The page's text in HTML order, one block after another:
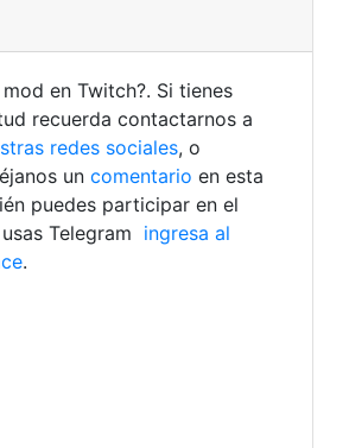
en Twitch?. Si tienes
recuerda contactarnos a
redes sociales, o
un comentario en esta
puedes participar en el
Telegram
ingresa al
.